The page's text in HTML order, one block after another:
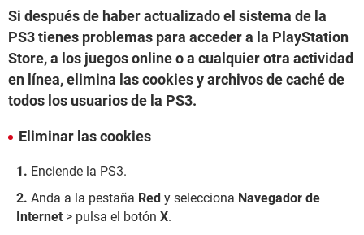
Si después de haber actualizado el sistema de la
PS3 tienes problemas para acceder a la PlayStation
Store, a los juegos online o a cualquier otra actividad
en línea, elimina las cookies y archivos de caché de
todos los usuarios de la PS3.
Eliminar las cookies
Enciende la PS3.
Anda a la pestaña Red y selecciona Navegador de
Internet > pulsa el botón X.